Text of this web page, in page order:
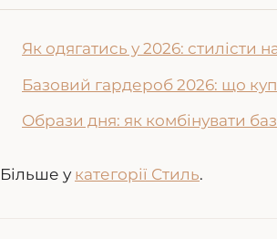
Як одягатись у 2026: стилісти
Базовий гардероб 2026: що
Образи дня: як комбінувати
Більше у категорії Стиль.